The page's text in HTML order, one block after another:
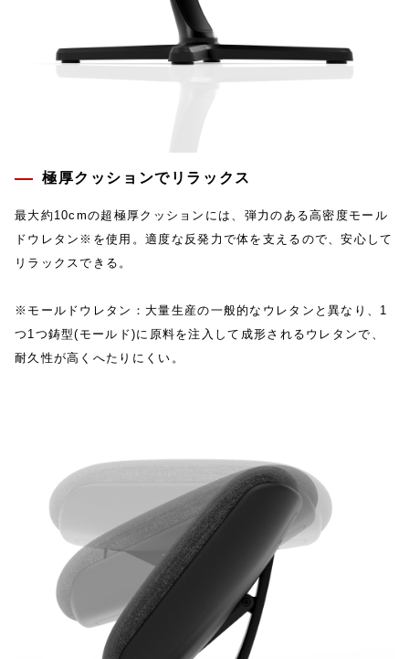
極厚クッションでリラックス
最大約10cmの超極厚クッションには、弾力のある高密度モール
ドウレタン※を使用。適度な反発力で体を支えるので、安心して
リラックスできる。
※モールドウレタン：大量生産の一般的なウレタンと異なり、1
つ1つ鋳型(モールド)に原料を注入して成形されるウレタンで、
耐久性が高くへたりにくい。